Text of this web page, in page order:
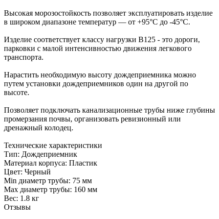
Высокая морозостойкость позволяет эксплуатировать изделие
в широком диапазоне температур — от +95°C до -45°C.
Изделие соответствует классу нагрузки B125 - это дороги,
парковки с малой интенсивностью движения легкового
транспорта.
Нарастить необходимую высоту дождеприемника можно
путем установки дождеприемников один на другой по
высоте.
Позволяет подключать канализационные трубы ниже глубины
промерзания почвы, организовать ревизионный или
дренажный колодец.
Технические характеристики
Тип: Дождеприемник
Материал корпуса: Пластик
Цвет: Черный
Min диаметр трубы: 75 мм
Max диаметр трубы: 160 мм
Вес: 1.8 кг
Отзывы